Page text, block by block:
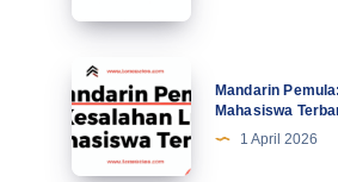
Profesional
Tingkatkan
Motivasi
di
Abad
Mandarin
Pemula:
5
Kesalahan
Mandarin
Mahasiswa
1 April 2026